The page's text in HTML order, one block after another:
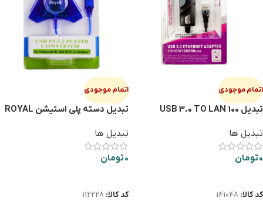
اتمام موجودی
تبدیل USB 3.0 TO LAN 100
تبدیل ها
0تومان
کد کالا: 141048
اتمام موجودی
تبدیل دسته پلی استیشن ROYAL
تبدیل ها
0تومان
کد کالا: 112228